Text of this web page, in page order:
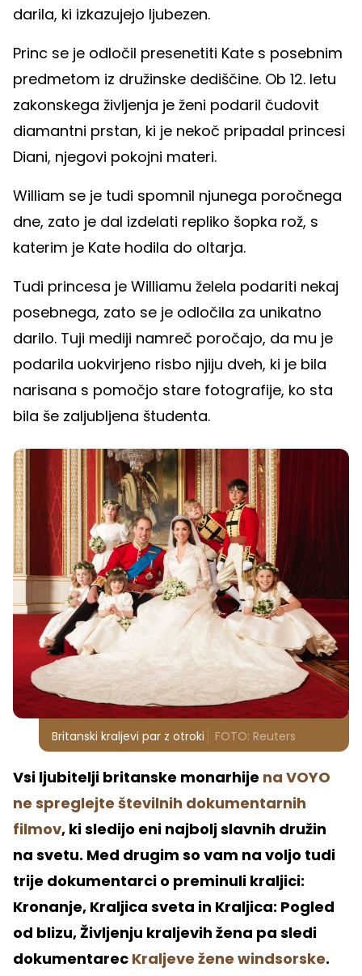
darila, ki izkazujejo ljubezen.
Princ se je odločil presenetiti Kate s posebnim
predmetom iz družinske dediščine. Ob 12. letu
zakonskega življenja je ženi podaril čudovit
diamantni prstan, ki je nekoč pripadal princesi
Diani, njegovi pokojni materi.
William se je tudi spomnil njunega poročnega
dne, zato je dal izdelati repliko šopka rož, s
katerim je Kate hodila do oltarja.
Tudi princesa je Williamu želela podariti nekaj
posebnega, zato se je odločila za unikatno
darilo. Tuji mediji namreč poročajo, da mu je
podarila uokvirjeno risbo njiju dveh, ki je bila
narisana s pomočjo stare fotografije, ko sta
bila še zaljubljena študenta.
Britanski kraljevi par z otroki FOTO: Reuters
Vsi ljubitelji britanske monarhije na VOYO
ne spreglejte številnih dokumentarnih
filmov, ki sledijo eni najbolj slavnih družin
na svetu. Med drugim so vam na voljo tudi
trije dokumentarci o preminuli kraljici:
Kronanje, Kraljica sveta in Kraljica: Pogled
od blizu, Življenju kraljevih žena pa sledi
dokumentarec Kraljeve žene windsorske.